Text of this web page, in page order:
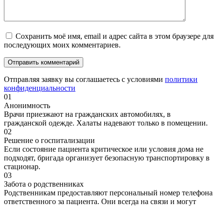
Сохранить моё имя, email и адрес сайта в этом браузере для
последующих моих комментариев.
Отправляя заявку вы соглашаетесь с условиями политики
конфиденциальности
01
Анонимность
Врачи приезжают на гражданских автомобилях, в
гражданской одежде. Халаты надевают только в помещении.
02
Решение о госпитализации
Если состояние пациента критическое или условия дома не
подходят, бригада организует безопасную транспортировку в
стационар.
03
Забота о родственниках
Родственникам предоставляют персональный номер телефона
ответственного за пациента. Они всегда на связи и могут